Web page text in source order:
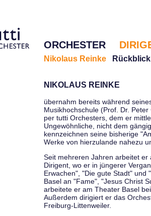
ORCHESTER
Nikolaus Reinke Rückblick
NIKOLAUS REINKE
übernahm bereits während
Musikhochschule (Prof. Dr.
per tutti Orchesters, dem er
Ungewöhnliche, nicht dem
kennzeichnen seine bisherige
Werke von hierzulande nahezu
Seit mehreren Jahren arbeitet
Dirigent, wo er in jüngerer
Erwachen", "Die gute Stadt" und
Basel an "Fame", "Jesus Christ
arbeitete er am Theater Basel
Außerdem dirigiert er das
Freiburg-Littenweiler.